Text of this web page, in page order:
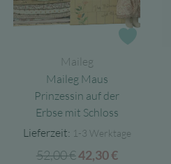
Maileg
Maileg Maus
Prinzessin auf der
Erbse mit Schloss
Lieferzeit: 1-3 Werktage
52,00€Ursprünglicher
42,30€Aktueller